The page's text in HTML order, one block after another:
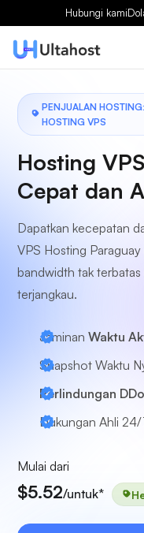
Hubungi kami
PENJUALAN
HOSTING VPS
Hosting
Cepat dan
Dapatkan kecepatan
VPS Hosting
bandwidth tak terbatas
terjangkau.
Jaminan Waktu
Snapshot Waktu
Perlindungan
Dukungan Ahli
Mulai dari
$5.52/untuk*